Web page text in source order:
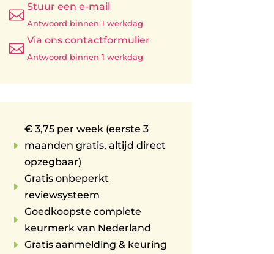

Stuur een e-mail
Antwoord binnen 1 werkdag

Via ons contactformulier
Antwoord binnen 1 werkdag
E
€ 3,75 per week (eerste 3
maanden gratis, altijd direct
opzegbaar)
E
Gratis onbeperkt
reviewsysteem
E
Goedkoopste complete
keurmerk van Nederland
E Gratis aanmelding & keuring